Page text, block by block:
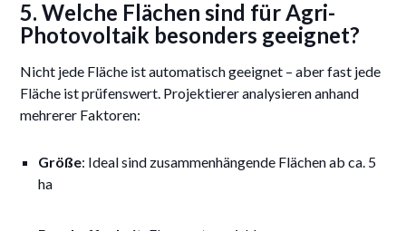
5. Welche Flächen sind für Agri-
Photovoltaik besonders geeignet?
Nicht jede Fläche ist automatisch geeignet – aber fast jede
Fläche ist prüfenswert. Projektierer analysieren anhand
mehrerer Faktoren:
Größe: Ideal sind zusammenhängende Flächen ab ca. 5
ha